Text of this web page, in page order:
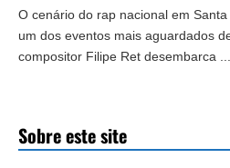
O cenário do rap nacional em
um dos eventos mais aguardados
compositor Filipe Ret desembarca ...
Sobre este site